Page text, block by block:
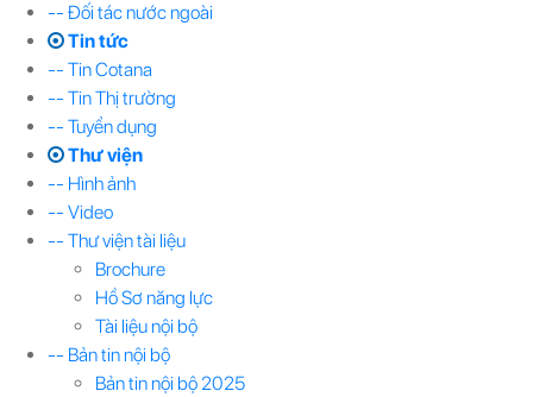
-- Đối tác nước ngoài
Tin tức
-- Tin Cotana
-- Tin Thị trường
-- Tuyển dụng
Thư viện
-- Hình ảnh
-- Video
-- Thư viện tài liệu
Brochure
Hồ Sơ năng lực
Tài liệu nội bộ
-- Bản tin nội bộ
Bản tin nội bộ 2025